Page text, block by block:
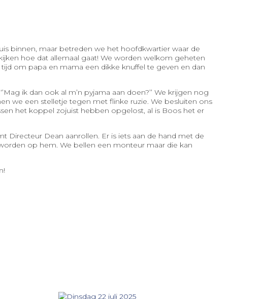
binnen, maar betreden we het hoofdkwartier waar de
hoe dat allemaal gaat! We worden welkom geheten
om papa en mama een dikke knuffel te geven en dan
ik dan ook al m’n pyjama aan doen?’’ We krijgen nog
we een stelletje tegen met flinke ruzie. We besluiten ons
het koppel zojuist hebben opgelost, al is Boos het er
Directeur Dean aanrollen. Er is iets aan de hand met de
op hem. We bellen een monteur maar die kan